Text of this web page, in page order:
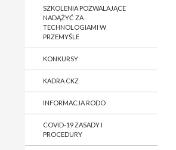
SZKOLENIA POZWALAJĄCE
NADĄŻYĆ ZA
TECHNOLOGIAMI W
PRZEMYŚLE
KONKURSY
KADRA CKZ
INFORMACJA RODO
COVID-19 ZASADY I
PROCEDURY